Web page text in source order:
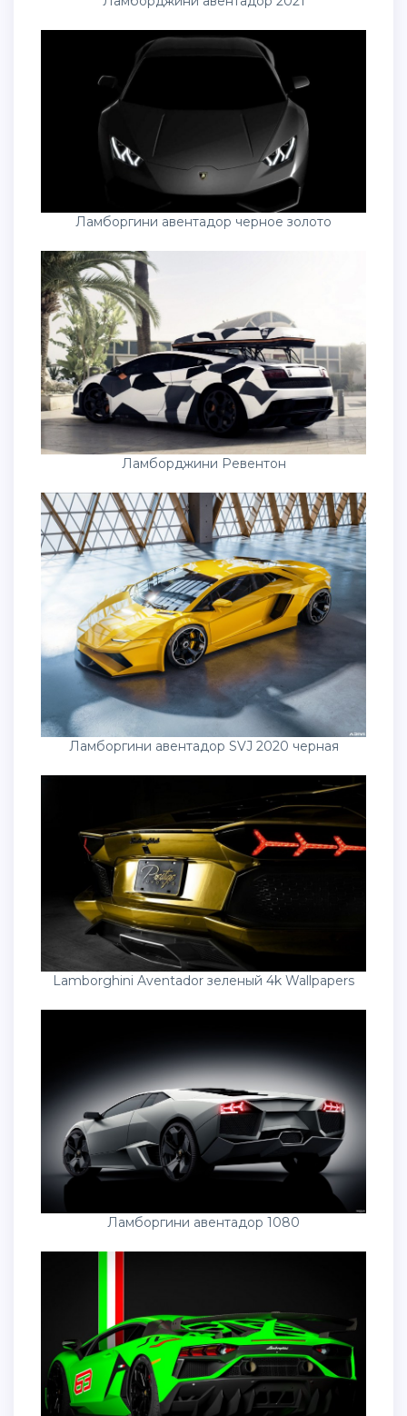
Ламборгини авентадор черное золото
Ламборджини Ревентон
Ламборгини авентадор SVJ 2020 черная
Lamborghini Aventador зеленый 4k Wallpapers
Ламборгини авентадор 1080